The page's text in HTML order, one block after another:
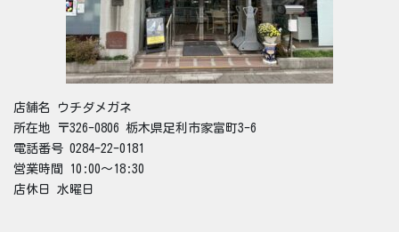
店舗名 ウチダメガネ
所在地 〒326-0806 栃木県足利市家富町3-6
電話番号 0284-22-0181
営業時間 10:00～18:30
店休日 水曜日